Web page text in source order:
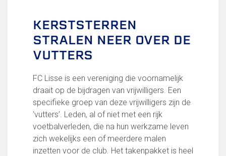
Kledingplan
Merchandise
Contributie
Gevonden voorwerpen
Verenigingsdocumenten
Teams
FC Lisse 1
FC Lisse 2
Toegangs- en seizoenskaarten
KERSTSTERREN
STRALEN NEER OVER DE
VUTTERS
FC Lisse is een vereniging die voornamelijk
draait op de bijdragen van vrijwilligers. Een
specifieke groep van deze vrijwilligers zijn de
‘vutters’. Leden, al of niet met een rijk
voetbalverleden, die na hun werkzame leven
zich wekelijks een of meerdere malen
inzetten voor de club. Het takenpakket is heel